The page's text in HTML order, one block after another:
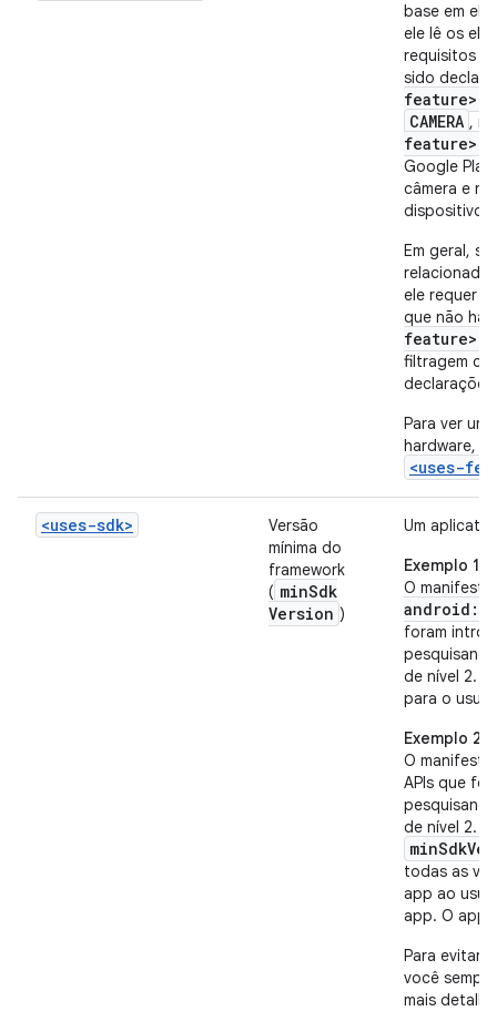
base em
ele lê os
requisitos
sido
feature>
CAMERA ,
feature>
Google
câmera e
dispositivos
Em geral,
ele requer
que não
feature>
filtragem
declarações
Para ver
hardware,
<uses-
<uses-sdk>
Versão
mínima do
framework
( minSdk
Version )
Um
Exemplo 1
O
foram
de nível 2.
para o
Exemplo 2
O
APIs que
de nível 2.
todas as
app ao
app. O app
Para evitar
você
mais